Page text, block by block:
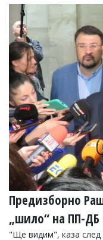
Предизборно
„шило“ на ПП-ДБ
"Ще видим", каза след